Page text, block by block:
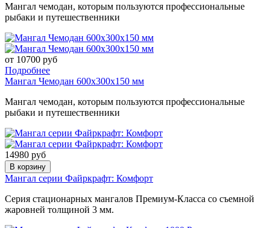
Мангал чемодан, которым пользуются профессиональные
рыбаки и путешественники
от 10700 руб
Подробнее
Мангал Чемодан 600х300х150 мм
Мангал чемодан, которым пользуются профессиональные
рыбаки и путешественники
14980 руб
В корзину
Мангал серии Файркрафт: Комфорт
Серия стационарных мангалов Премиум-Класса со съемной
жаровней толщиной 3 мм.